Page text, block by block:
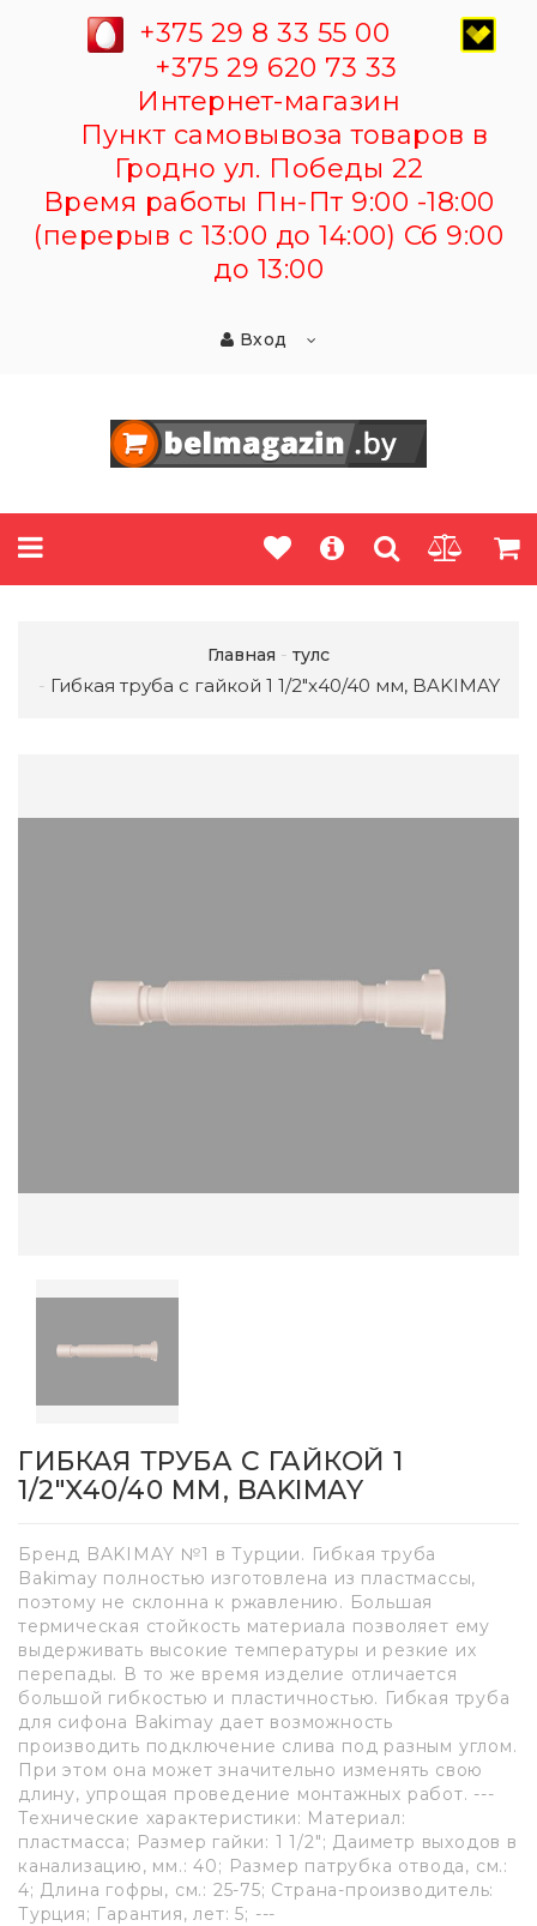
+375 29 8 33 55 00
+375 29 620 73 33
Интернет-магазин
Пункт самовывоза товаров в
Гродно ул. Победы 22
Время работы Пн-Пт 9:00 -18:00
(перерыв с 13:00 до 14:00) Сб 9:00
до 13:00
Вход
Главная тулс
Гибкая труба с гайкой 1 1/2"x40/40 мм, BAKIMAY
ГИБКАЯ ТРУБА С ГАЙКОЙ 1
1/2"X40/40 ММ, BAKIMAY
Бренд BAKIMAY №1 в Турции. Гибкая труба
Bakimay полностью изготовлена из пластмассы,
поэтому не склонна к ржавлению. Большая
термическая стойкость материала позволяет ему
выдерживать высокие температуры и резкие их
перепады. В то же время изделие отличается
большой гибкостью и пластичностью. Гибкая труба
для сифона Bakimay дает возможность
производить подключение слива под разным углом.
При этом она может значительно изменять свою
длину, упрощая проведение монтажных работ. ---
Технические характеристики: Материал:
пластмасса; Размер гайки: 1 1/2"; Даиметр выходов в
канализацию, мм.: 40; Размер патрубка отвода, см.:
4; Длина гофры, см.: 25-75; Страна-производитель:
Турция; Гарантия, лет: 5; ---